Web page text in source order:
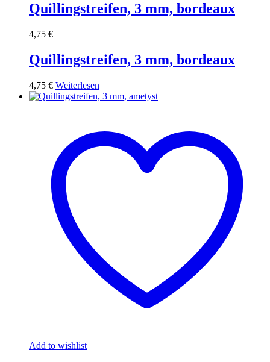
Quillingstreifen, 3 mm, bordeaux
4,75 €
Quillingstreifen, 3 mm, bordeaux
4,75 € Weiterlesen
Add to wishlist